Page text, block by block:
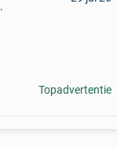
Topadvertentie